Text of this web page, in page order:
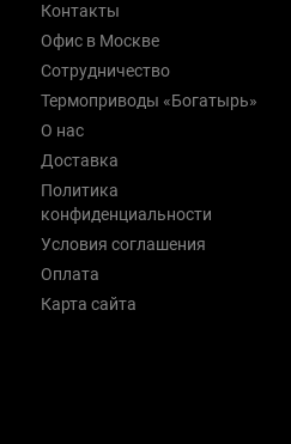
Контакты
Офис в Москве
Сотрудничество
Термоприводы «Богатырь»
О нас
Доставка
Политика
конфиденциальности
Условия соглашения
Оплата
Карта сайта